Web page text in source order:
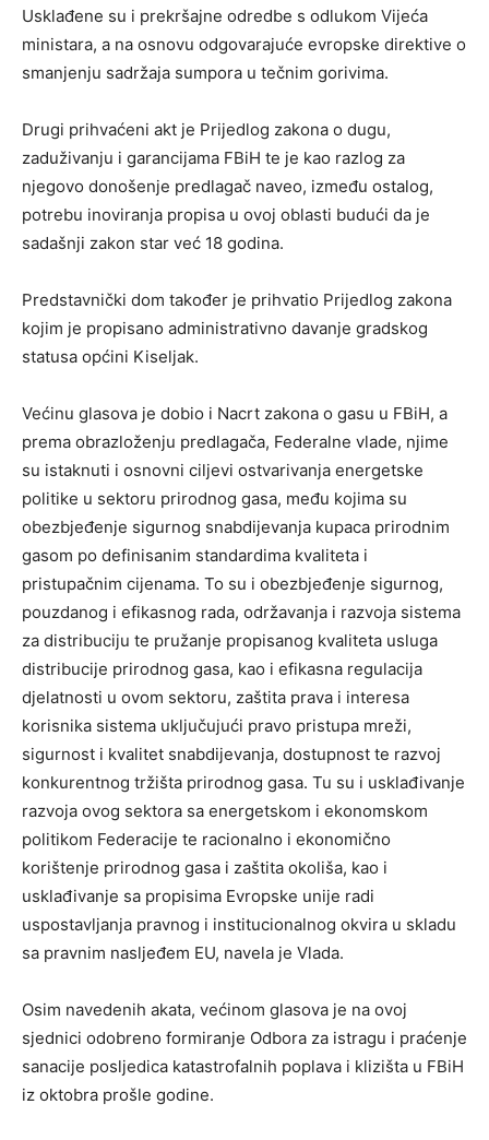
Usklađene su i prekršajne odredbe s odlukom Vijeća
ministara, a na osnovu odgovarajuće evropske direktive o
smanjenju sadržaja sumpora u tečnim gorivima.
Drugi prihvaćeni akt je Prijedlog zakona o dugu,
zaduživanju i garancijama FBiH te je kao razlog za
njegovo donošenje predlagač naveo, između ostalog,
potrebu inoviranja propisa u ovoj oblasti budući da je
sadašnji zakon star već 18 godina.
Predstavnički dom također je prihvatio Prijedlog zakona
kojim je propisano administrativno davanje gradskog
statusa općini Kiseljak.
Većinu glasova je dobio i Nacrt zakona o gasu u FBiH, a
prema obrazloženju predlagača, Federalne vlade, njime
su istaknuti i osnovni ciljevi ostvarivanja energetske
politike u sektoru prirodnog gasa, među kojima su
obezbjeđenje sigurnog snabdijevanja kupaca prirodnim
gasom po definisanim standardima kvaliteta i
pristupačnim cijenama. To su i obezbjeđenje sigurnog,
pouzdanog i efikasnog rada, održavanja i razvoja sistema
za distribuciju te pružanje propisanog kvaliteta usluga
distribucije prirodnog gasa, kao i efikasna regulacija
djelatnosti u ovom sektoru, zaštita prava i interesa
korisnika sistema uključujući pravo pristupa mreži,
sigurnost i kvalitet snabdijevanja, dostupnost te razvoj
konkurentnog tržišta prirodnog gasa. Tu su i usklađivanje
razvoja ovog sektora sa energetskom i ekonomskom
politikom Federacije te racionalno i ekonomično
korištenje prirodnog gasa i zaštita okoliša, kao i
usklađivanje sa propisima Evropske unije radi
uspostavljanja pravnog i institucionalnog okvira u skladu
sa pravnim nasljeđem EU, navela je Vlada.
Osim navedenih akata, većinom glasova je na ovoj
sjednici odobreno formiranje Odbora za istragu i praćenje
sanacije posljedica katastrofalnih poplava i klizišta u FBiH
iz oktobra prošle godine.